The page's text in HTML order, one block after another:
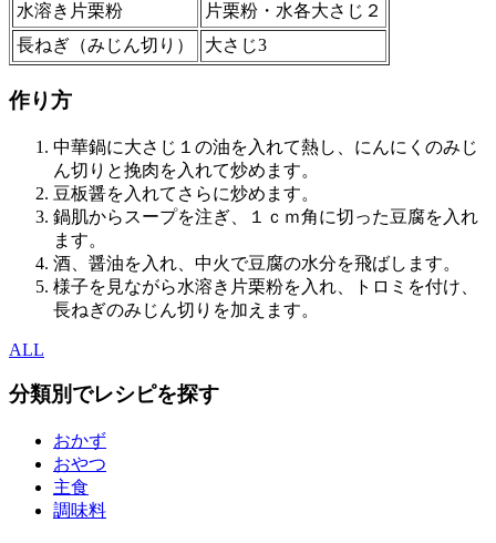
水溶き片栗粉
片栗粉・水各大さじ２
長ねぎ（みじん切り）
大さじ3
作り方
中華鍋に大さじ１の油を入れて熱し、にんにくのみじ
ん切りと挽肉を入れて炒めます。
豆板醤を入れてさらに炒めます。
鍋肌からスープを注ぎ、１ｃｍ角に切った豆腐を入れ
ます。
酒、醤油を入れ、中火で豆腐の水分を飛ばします。
様子を見ながら水溶き片栗粉を入れ、トロミを付け、
長ねぎのみじん切りを加えます。
ALL
分類別でレシピを探す
おかず
おやつ
主食
調味料